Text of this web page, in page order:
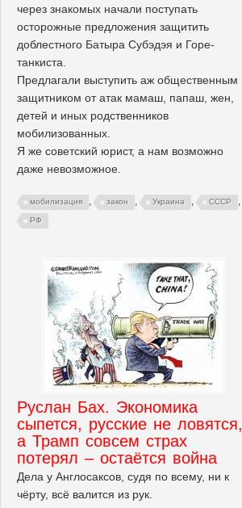
через знакомых начали поступать
осторожные предложения защитить
доблестного Батыра Субэдэя и Горе-
танкиста.
Предлагали выступить аж общественным
защитником от атак мамаш, папаш, жен,
детей и иных родственников
мобилизованных.
Я же советский юрист, а нам возможно
даже невозможное.
мобилизация , закон , Украина , СССР ,
РФ
Руслан Бах. Экономика
сыпется, русские не ловятся,
а Трамп совсем страх
потерял – остаётся война
Дела у Англосаксов, судя по всему, ни к
чёрту, всё валится из рук.